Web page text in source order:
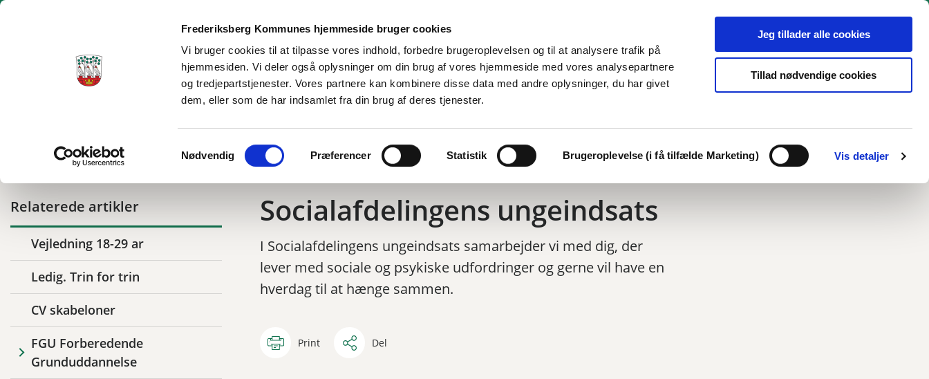
Frederiksberg Kommunes hjemmeside bruger cookies
Vi bruger cookies til at tilpasse vores indhold, forbedre brugeroplevelsen og til at analysere trafik på
hjemmesiden. Vi deler også oplysninger om din brug af vores hjemmeside med vores analysepartnere
og tredjepartstjenester. Vores partnere kan kombinere disse data med andre oplysninger, du har givet
dem, eller som de har indsamlet fra din brug af deres tjenester.
Nødvendig Præferencer Statistik Brugeroplevelse (i få tilfælde Marketing) Vis detaljer
Jeg tillader alle cookies
Tillad nødvendige cookies
Ungecenter Frederiksberg Nyheder 13-17 år 18-29 år Kontakt
Tilbage til
18-29 år Socialafdelingens ungeindsats Print Del
Relaterede artikler
Vejledning 18-29 ar
Ledig. Trin for trin
CV skabeloner
FGU Forberedende
Grunduddannelse
Socialafdelingens ungeindsats
I Socialafdelingens ungeindsats samarbejder vi med dig, der
lever med sociale og psykiske udfordringer og gerne vil have en
hverdag til at hænge sammen.
Print Del